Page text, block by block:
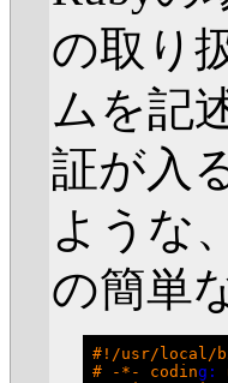
の取り
ムを記
証が入
ような
の簡単
#!/usr/local/
# -*- coding: